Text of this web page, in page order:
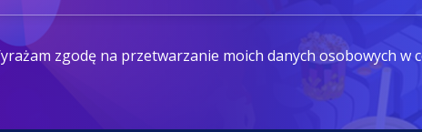
Wyrażam zgodę na przetwarzanie moich danych osobowych w